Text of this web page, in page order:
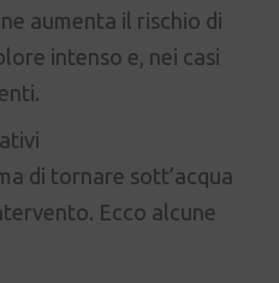
aumenta il rischio di
intenso e, nei casi
di tornare sott’acqua
Ecco alcune